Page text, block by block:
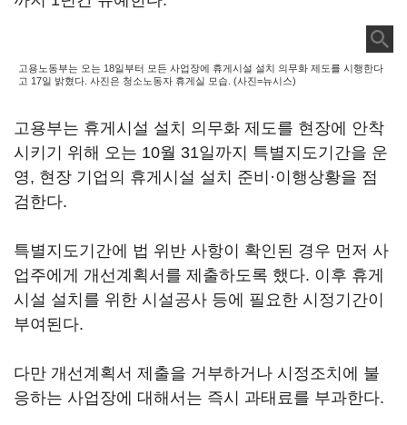
고용노동부는 오는 18일부터 모든 사업장에 휴게시설 설치 의무화 제도를 시행한다
고 17일 밝혔다. 사진은 청소노동자 휴게실 모습. (사진=뉴시스)
고용부는 휴게시설 설치 의무화 제도를 현장에 안착
시키기 위해 오는 10월 31일까지 특별지도기간을 운
영, 현장 기업의 휴게시설 설치 준비·이행상황을 점
검한다.
특별지도기간에 법 위반 사항이 확인된 경우 먼저 사
업주에게 개선계획서를 제출하도록 했다. 이후 휴게
시설 설치를 위한 시설공사 등에 필요한 시정기간이
부여된다.
다만 개선계획서 제출을 거부하거나 시정조치에 불
응하는 사업장에 대해서는 즉시 과태료를 부과한다.